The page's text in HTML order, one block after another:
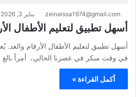
zeinaissa1974@gmail.com يناير 3, 2026
أسهل تطبيق لتعليم الأطفال
أسهل تطبيق لتعليم الأطفال الأرقام والعد.
في وقت مبكر في عصرنا الحالي، أمراً بالغ
أكمل القراءة »